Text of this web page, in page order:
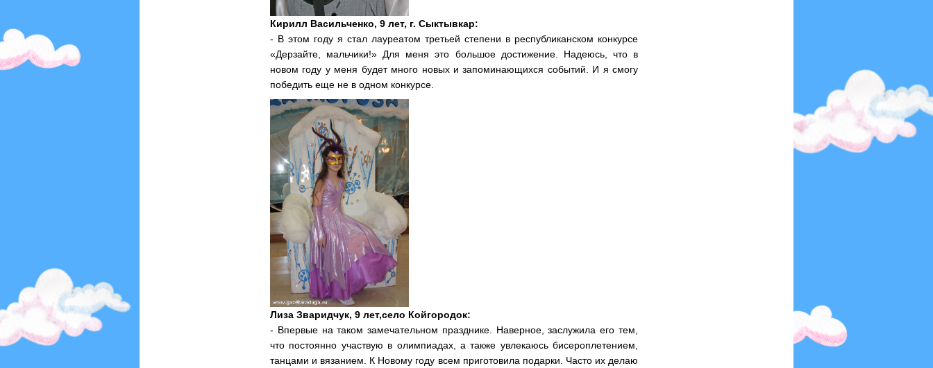
Кирилл Васильченко, 9 лет, г. Сыктывкар:
- В этом году я стал лауреатом третьей степени в республиканском конкурсе
«Дерзайте, мальчики!» Для меня это большое достижение. Надеюсь, что в
новом году у меня будет много новых и запоминающихся событий. И я смогу
победить еще не в одном конкурсе.
Лиза Зваридчук, 9 лет,село Койгородок:
- Впервые на таком замечательном празднике. Наверное, заслужила его тем,
что постоянно участвую в олимпиадах, а также увлекаюсь бисероплетением,
танцами и вязанием. К Новому году всем приготовила подарки. Часто их делаю